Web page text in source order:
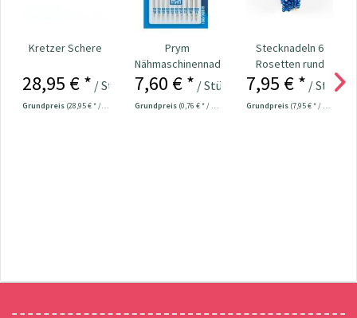
Kretzer Schere
28,95 € * / Stück
Grundpreis (28,95 € * / 1 Stück)
Prym
Nähmaschinennadeln
130/705
Universal...
7,60 € * / Stück
Grundpreis (0,76 € * / 1 Stück)
Stecknadeln 6
Rosetten rund
Kopf bunt
Nr.109534
7,95 € * / Stück
Grundpreis (7,95 € * / 1 Stück)